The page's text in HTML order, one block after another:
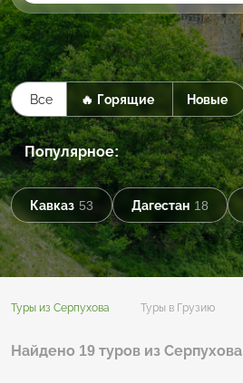
Все 🔥 Горящие Новые
Популярное:
Кавказ 53 Дагестан 18
Туры из Серпухова Туры в Грузию
Найдено 19 туров из Серпухова